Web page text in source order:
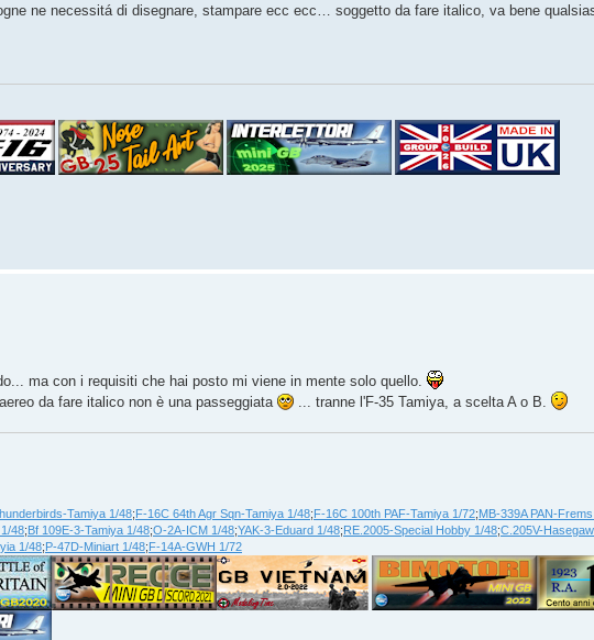
ne necessitá di disegnare, stampare ecc ecc… soggetto da fare italico, va bene
ma con i requisiti che hai posto mi viene in mente solo quello.
da fare italico non è una passeggiata
... tranne l'F-35 Tamiya, a scelta A o B.
Tamiya 1/48;F-16C 64th Agr Sqn-Tamiya 1/48;F-16C 100th PAF-Tamiya 1/72;MB-339A PAN-
48;Bf 109E-3-Tamiya 1/48;O-2A-ICM 1/48;YAK-3-Eduard 1/48;RE.2005-Special Hobby 1/48;C.205V-
1/48;P-47D-Miniart 1/48;F-14A-GWH 1/72